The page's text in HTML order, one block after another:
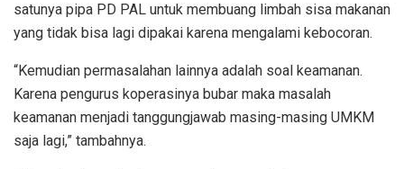
satunya pipa PD PAL untuk membuang limbah sisa makanan
yang tidak bisa lagi dipakai karena mengalami kebocoran.
“Kemudian permasalahan lainnya adalah soal keamanan.
Karena pengurus koperasinya bubar maka masalah
keamanan menjadi tanggungjawab masing-masing UMKM
saja lagi,” tambahnya.